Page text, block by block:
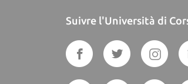
Suivre l'Università di